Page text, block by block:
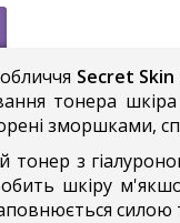
Secret
тонера
зморшками,
тонер з
шкіру
силою